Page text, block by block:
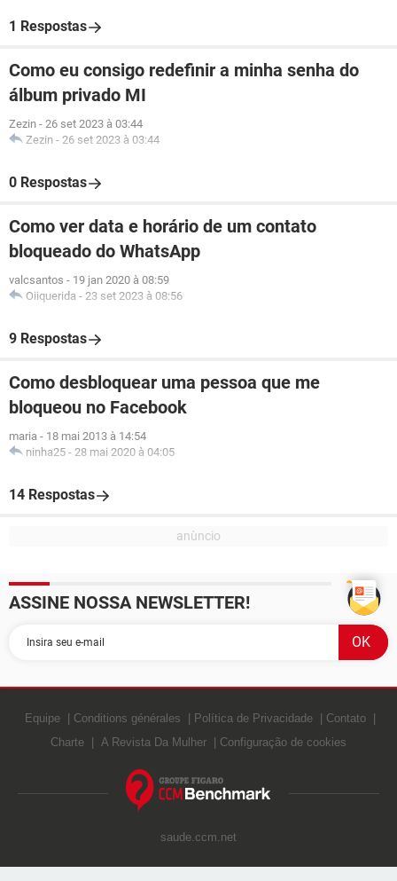
1 Respostas
Como eu consigo redefinir a minha senha do
álbum privado MI
Zezin - 26 set 2023 à 03:44
Zezin - 26 set 2023 à 03:44
0 Respostas
Como ver data e horário de um contato
bloqueado do WhatsApp
valcsantos - 19 jan 2020 à 08:59
Oiiquerida - 23 set 2023 à 08:56
9 Respostas
Como desbloquear uma pessoa que me
bloqueou no Facebook
maria - 18 mai 2013 à 14:54
ninha25 - 28 mai 2020 à 04:05
14 Respostas
ASSINE NOSSA NEWSLETTER!
Equipe Conditions générales Política de Privacidade
Contato
Charte
A Revista Da Mulher Configuração de cookies
saude.ccm.net